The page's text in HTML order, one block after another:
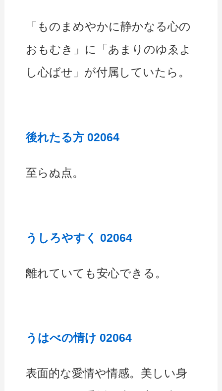
「ものまめやかに静かなる心の
おもむき」に「あまりのゆゑよ
し心ばせ」が付属していたら。
後れたる方 02064
至らぬ点。
うしろやすく 02064
離れていても安心できる。
うはべの情け 02064
表面的な愛情や情感。美しい身